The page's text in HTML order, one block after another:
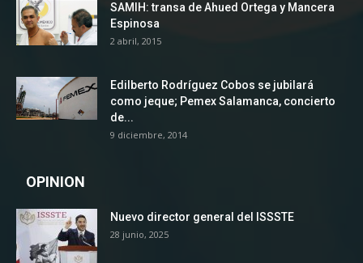
SAMIH: transa de Ahued Ortega y Mancera
Espinosa
2 abril, 2015
Edilberto Rodríguez Cobos se jubilará
como jeque; Pemex Salamanca, concierto
de...
9 diciembre, 2014
OPINION
Nuevo director general del ISSSTE
28 junio, 2025